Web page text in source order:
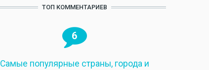
ТОП КОММЕНТАРИЕВ
6
Самые популярные страны, города и